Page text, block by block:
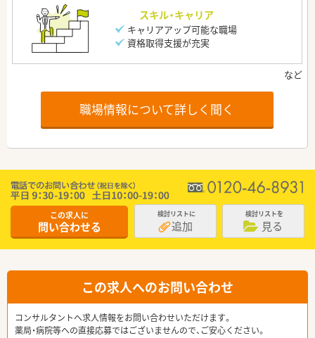
スキル・キャリア
キャリアアップ可能な職場
資格取得支援が充実
職場情報について詳しく聞く
この求人に
問い合わせる
検討リストに
追加
検討リストを
見る
この求人へのお問い合わせ
コンサルタントへ求人情報をお問い合わせいただけます。
薬局・病院等への直接応募ではございませんので、ご安心ください。